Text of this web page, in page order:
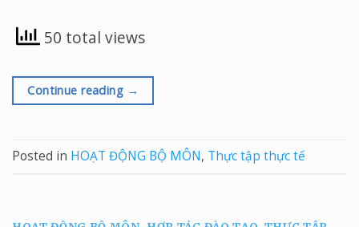
50 total views
Continue reading →
Posted in HOẠT ĐỘNG BỘ MÔN, Thực tập thực tế